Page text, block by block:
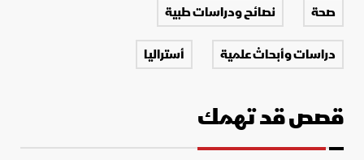
صحة
نصائح ودراسات طبية
دراسات وأبحاث علمية
أستراليا
قصص قد تهمك